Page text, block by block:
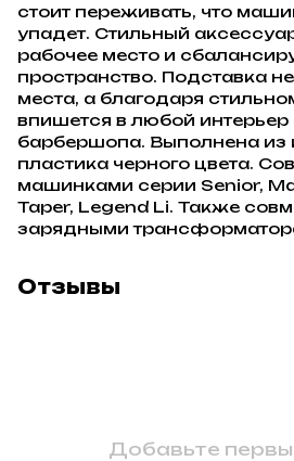
стоит переживать, что
упадет. Стильный
рабочее место и
пространство. Подставка
места, а благодаря
впишется в любой интерьер
барбершопа. Выполнена из
пластика черного цвета.
машинками серии Senior,
Taper, Legend Li. Также
зарядными
Отзывы
Добавьте